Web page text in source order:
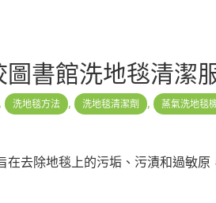
書館洗地毯清潔
洗地毯方法 , 洗地毯清潔劑 , 蒸氣洗地毯
去除地毯上的污垢、污漬和過敏原